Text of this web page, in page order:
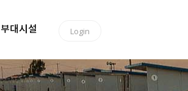
부대시설 Login